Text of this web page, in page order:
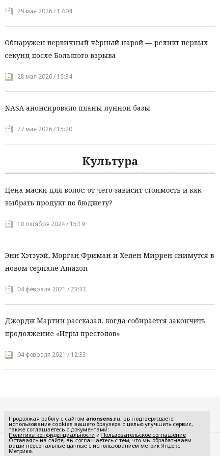
29 мая 2026 / 17:04
Обнаружен первичный чёрный нарой — реликт первых
секунд после Большого взрыва
28 мая 2026 / 15:34
NASA анонсировало планы лунной базы
27 мая 2026 / 15:20
Культура
Цена маски для волос: от чего зависит стоимость и как
выбрать продукт по бюджету?
10 октября 2024 / 15:19
Энн Хэтэуэй, Морган Фриман и Хелен Миррен снимутся в
новом сериале Amazon
04 февраля 2021 / 23:33
Джордж Мартин рассказал, когда собирается закончить
продолжение «Игры престолов»
04 февраля 2021 / 12:33
Редакция
Реклама
Продолжая работу с сайтом anonsens.ru, вы подтверждаете
использование cookies вашего браузера с целью улучшить сервис,
также соглашаетесь с документами:
Политика конфиденциальности и Пользовательское соглашение
Оставаясь на сайте, вы соглашаетесь с тем, что мы обрабатываем
ваши персональные данные с использованием метрик Яндекс
Метрика.